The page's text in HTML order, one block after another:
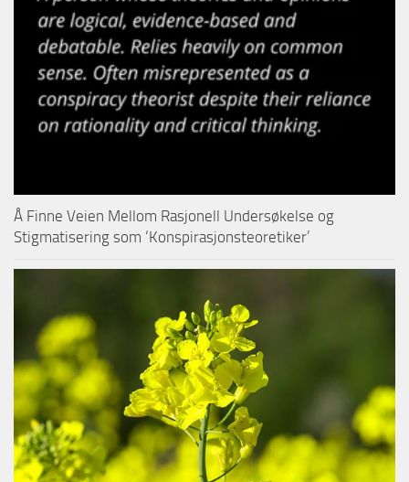
Å Finne Veien Mellom Rasjonell Undersøkelse og
Stigmatisering som ‘Konspirasjonsteoretiker’